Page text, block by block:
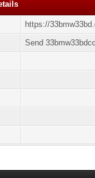
https://
Send